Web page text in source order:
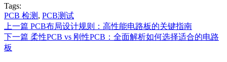
Tags:
PCB 检测 , PCB测试
上一篇 PCB布局设计规则：高性能电路板的关键指南
下一篇 柔性PCB vs 刚性PCB：全面解析如何选择适合的电路
板